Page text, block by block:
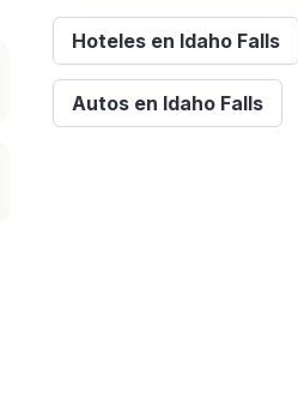
Hoteles en Idaho Falls
Autos en Idaho Falls